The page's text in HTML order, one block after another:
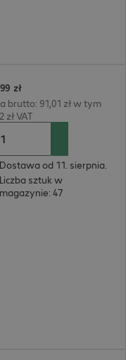
99 zł
brutto: 91,01 zł w tym
zł VAT
Dostawa od 11. sierpnia.
Liczba sztuk w
magazynie: 47